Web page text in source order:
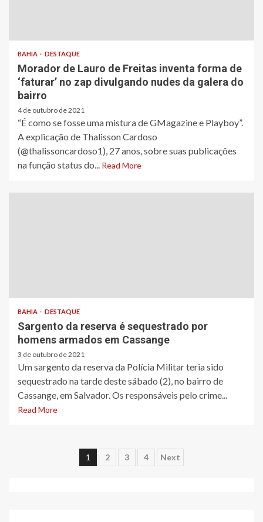
BAHIA DESTAQUE
Morador de Lauro de Freitas inventa forma de
‘faturar’ no zap divulgando nudes da galera do
bairro
4 de outubro de 2021
“É como se fosse uma mistura de GMagazine e Playboy”.
A explicação de Thalisson Cardoso
(@thalissoncardoso1), 27 anos, sobre suas publicações
na função status do... Read More
BAHIA DESTAQUE
Sargento da reserva é sequestrado por
homens armados em Cassange
3 de outubro de 2021
Um sargento da reserva da Polícia Militar teria sido
sequestrado na tarde deste sábado (2), no bairro de
Cassange, em Salvador. Os responsáveis pelo crime...
Read More
Paginação
1 2 3 4 Next